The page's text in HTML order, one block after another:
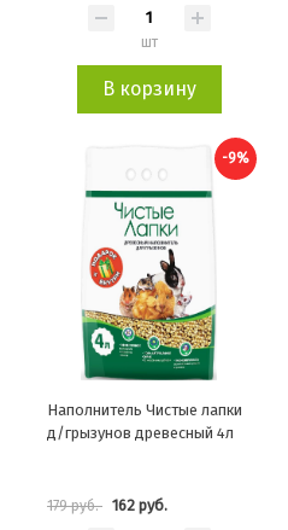
шт
В корзину
-9%
Наполнитель Чистые лапки
д/грызунов древесный 4л
179 руб. 162 руб.